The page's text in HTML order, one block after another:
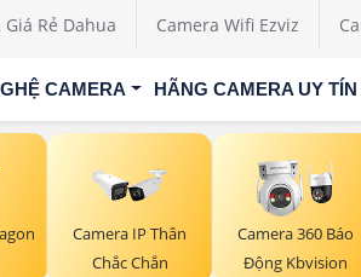
Giá Rẻ Dahua Camera Wifi Ezviz
CAMERA HÃNG CAMERA UY TÍN
Camera IP Thân
Chắc Chắn
Camera 360 Báo
Động Kbvision